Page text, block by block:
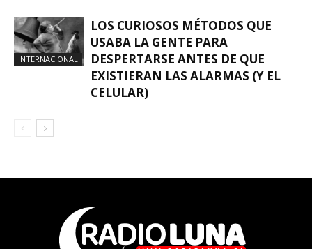
INTERNACIONAL
LOS CURIOSOS MÉTODOS QUE
USABA LA GENTE PARA
DESPERTARSE ANTES DE QUE
EXISTIERAN LAS ALARMAS (Y EL
CELULAR)